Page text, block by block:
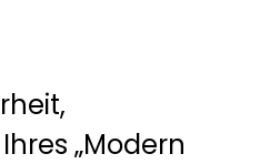
„Modern